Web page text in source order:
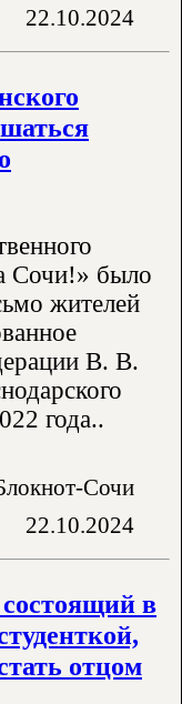
22.10.2024
Сочи!» было
жителей
В. В.
года..
Сочи
22.10.2024
в
отцом